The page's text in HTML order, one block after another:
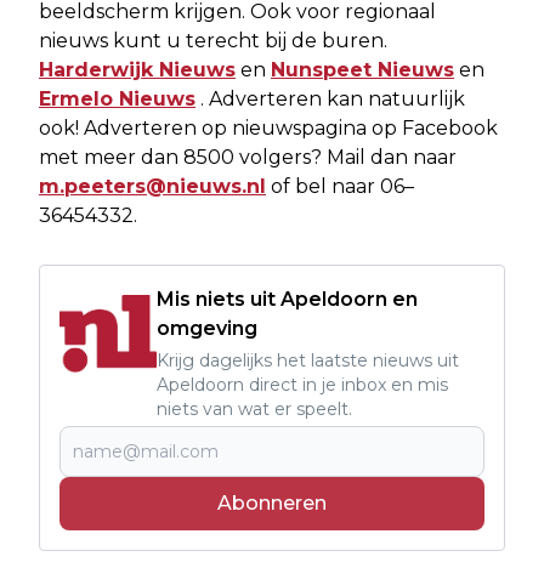
beeldscherm krijgen. Ook voor regionaal
nieuws kunt u terecht bij de buren.
Harderwijk Nieuws en Nunspeet Nieuws en
Ermelo Nieuws . Adverteren kan natuurlijk
ook! Adverteren op nieuwspagina op Facebook
met meer dan 8500 volgers? Mail dan naar
m.peeters@nieuws.nl of bel naar 06–
36454332.
Mis niets uit Apeldoorn en
omgeving
Krijg dagelijks het laatste nieuws uit
Apeldoorn direct in je inbox en mis
niets van wat er speelt.
Abonneren